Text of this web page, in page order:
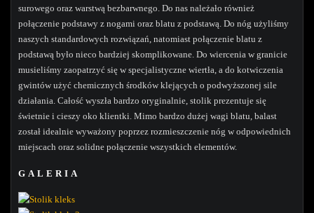
surowego oraz warstwą bezbarwnego. Do nas należało również
połączenie podstawy z nogami oraz blatu z podstawą. Do nóg użyliśmy
naszych standardowych rozwiązań, natomiast połączenie blatu z
podstawą było nieco bardziej skomplikowane. Do wiercenia w granicie
musieliśmy zaopatrzyć się w specjalistyczne wiertła, a do kotwiczenia
gwintów użyć chemicznych środków klejących o podwyższonej sile
działania. Całość wyszła bardzo oryginalnie, stolik prezentuje się
świetnie i cieszy oko klientki. Mimo bardzo dużej wagi blatu, balast
został idealnie wyważony poprzez rozmieszczenie nóg w odpowiednich
miejscach oraz solidne połączenie wszystkich elementów.
GALERIA